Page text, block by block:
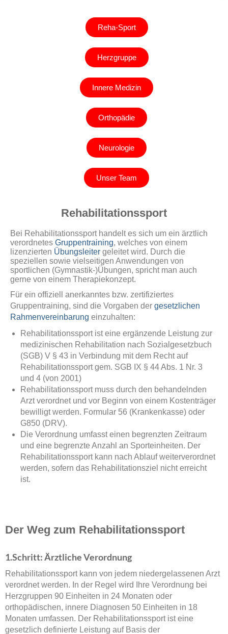
Reha-Sport
Herzgruppe
Innere Medizin
Orthopädie
Neurologie
Unser Team
Rehabilitationssport
Bei Rehabilitationssport handelt es sich um ein ärztlich
verordnetes Gruppentraining, welches von einem
lizenzierten Übungsleiter geleitet wird. Durch die
speziellen sowie vielseitigen Anwendungen von
sportlichen (Gymnastik-)Übungen, spricht man auch
gerne von einem Therapiekonzept.
Für ein offiziell anerkanntes bzw. zertifiziertes
Gruppentraining, sind die Vorgaben der gesetzlichen
Rahmenvereinbarung einzuhalten:
Rehabilitationssport ist eine ergänzende Leistung zur
medizinischen Rehabilitation nach Sozialgesetzbuch
(SGB) V § 43 in Verbindung mit dem Recht auf
Rehabilitationssport gem. SGB IX § 44 Abs. 1 Nr. 3
und 4 (von 2001)
Rehabilitationssport muss durch den behandelnden
Arzt verordnet und vor Beginn von einem Kostenträger
bewilligt werden. Formular 56 (Krankenkasse) oder
G850 (DRV).
Die Verordnung umfasst einen begrenzten Zeitraum
und eine begrenzte Anzahl an Sporteinheiten. Der
Rehabilitationssport kann nach Ablauf weiterverordnet
werden, sofern das Rehabilitationsziel nicht erreicht
ist.
Der Weg zum Rehabilitationssport
1.Schritt: Ärztliche Verordnung
Rehabilitationssport kann von jedem niedergelassenen Arzt
verordnet werden. In der Regel wird Ihre Verordnung bei
Herzgruppen 90 Einheiten in 24 Monaten oder
orthopädischen, innere Diagnosen 50 Einheiten in 18
Monaten umfassen. Der Rehabilitationssport ist eine
gesetzlich definierte Leistung auf Basis der